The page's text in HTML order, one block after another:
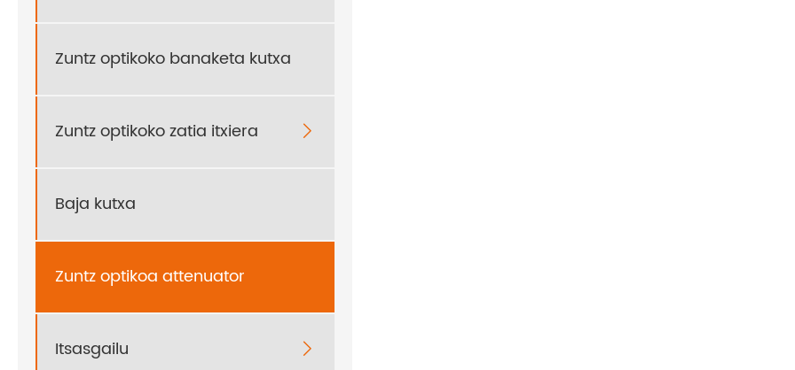
Zuntz optikoko banaketa kutxa
Zuntz optikoko zatia itxiera 
Baja kutxa
Zuntz optikoa attenuator
Itsasgailu 